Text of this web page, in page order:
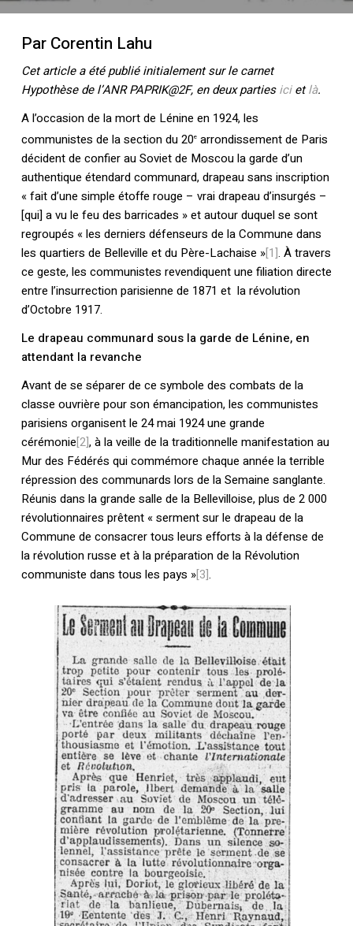
Par Corentin Lahu
Cet article a été publié initialement sur le carnet
Hypothèse de l’ANR PAPRIK@2F, en deux partiesicietlà.
A l’occasion de la mort de Lénine en 1924, les
communistes de la section du 20earrondissement de Paris
décident de confier au Soviet de Moscou la garde d’un
authentique étendard communard, drapeau sans inscription
« fait d’une simple étoffe rouge – vrai drapeau d’insurgés –
[qui] a vu le feu des barricades » et autour duquel se sont
regroupés « les derniers défenseurs de la Commune dans
les quartiers de Belleville et du Père-Lachaise »[1]. À travers
ce geste, les communistes revendiquent une filiation directe
entre l’insurrection parisienne de 1871 et la révolution
d’Octobre 1917.
Le drapeau communard sous la garde de Lénine, en
attendant la revanche
Avant de se séparer de ce symbole des combats de la
classe ouvrière pour son émancipation, les communistes
parisiens organisent le 24 mai 1924 une grande
cérémonie[2], à la veille de la traditionnelle manifestation au
Mur des Fédérés qui commémore chaque année la terrible
répression des communards lors de la Semaine sanglante.
Réunis dans la grande salle de la Bellevilloise, plus de 2 000
révolutionnaires prêtent « serment sur le drapeau de la
Commune de consacrer tous leurs efforts à la défense de
la révolution russe et à la préparation de la Révolution
communiste dans tous les pays »[3].